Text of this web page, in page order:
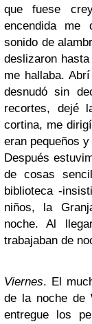
que fuese
encendida me
sonido de
deslizaron
me hallaba.
desnudó sin
recortes, dejé
cortina, me
eran pequeños
Después
de cosas
biblioteca -
niños, la
noche. Al
trabajaban de
Viernes. El
de la noche de
entregue los